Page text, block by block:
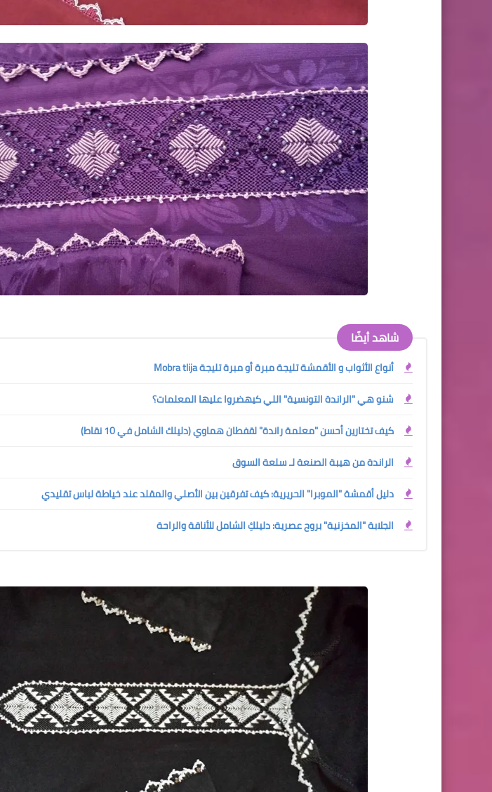
شاهد أيضًا
أنواع الأثواب و الأقمشة تليجة مبرة أو مبرة تليجة Mobra tlija
شنو هي "الراندة التونسية" اللي كيهضروا عليها المعلمات؟
كيف تختارين أحسن "معلمة راندة" لقفطان هماوي (دليلك الشامل في 10 نقاط)
الراندة من هيبة الصنعة لـ سلعة السوق
دليل أقمشة "الموبرا" الحريرية: كيف تفرقين بين الأصلي والمقلد عند خياطة لباس تقليدي
الجلابة "المخزنية" بروح عصرية: دليلكِ الشامل للأناقة والراحة